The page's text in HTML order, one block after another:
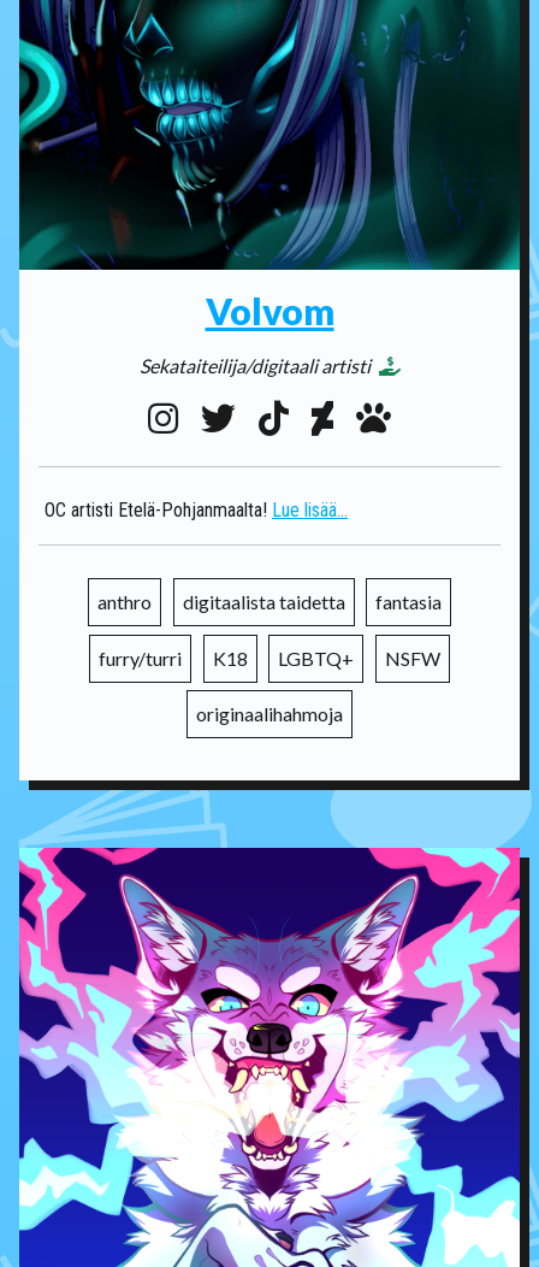
Volvom
Sekataiteilija/digitaali artisti
OC artisti Etelä-Pohjanmaalta! Lue lisää...
anthro digitaalista taidetta fantasia
furry/turri K18 LGBTQ+ NSFW
originaalihahmoja